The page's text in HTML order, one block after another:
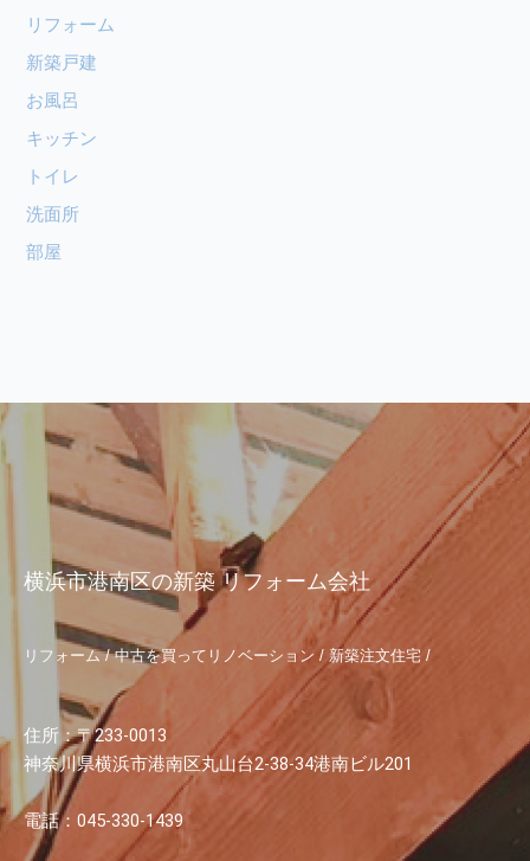
リフォーム
新築戸建
お風呂
キッチン
トイレ
洗面所
部屋
横浜市港南区の新築 リフォーム会社
リフォーム / 中古を買ってリノベーション / 新築注文住宅 /
住所：〒233-0013
神奈川県横浜市港南区丸山台2-38-34港南ビル201
電話：045-330-1439